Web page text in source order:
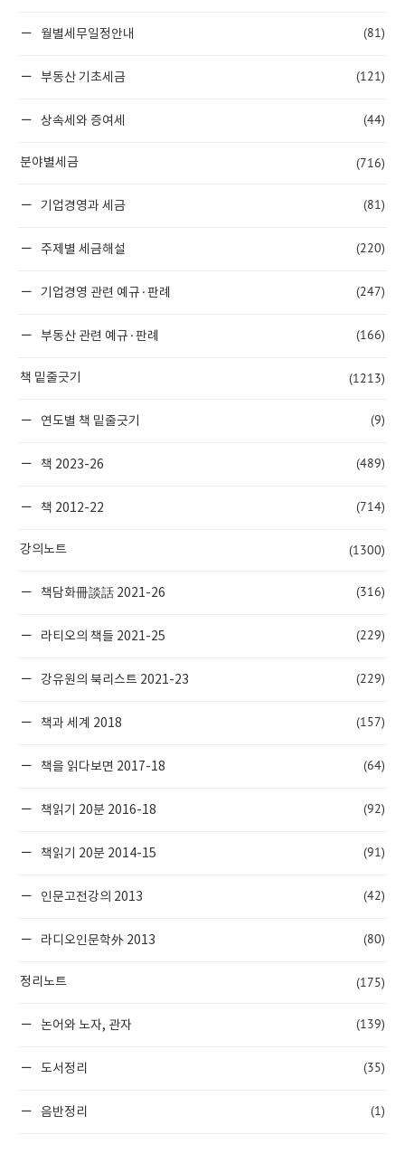
월별세무일정안내 (81)
부동산 기초세금 (121)
상속세와 증여세 (44)
분야별세금 (716)
기업경영과 세금 (81)
주제별 세금해설 (220)
기업경영 관련 예규·판례 (247)
부동산 관련 예규·판례 (166)
책 밑줄긋기 (1213)
연도별 책 밑줄긋기 (9)
책 2023-26 (489)
책 2012-22 (714)
강의노트 (1300)
책담화冊談話 2021-26 (316)
라티오의 책들 2021-25 (229)
강유원의 북리스트 2021-23 (229)
책과 세계 2018 (157)
책을 읽다보면 2017-18 (64)
책읽기 20분 2016-18 (92)
책읽기 20분 2014-15 (91)
인문고전강의 2013 (42)
라디오인문학外 2013 (80)
정리노트 (175)
논어와 노자, 관자 (139)
도서정리 (35)
음반정리 (1)